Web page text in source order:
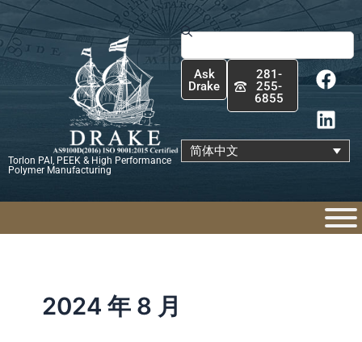
跳
至
内
Torlon PAI, PEEK & High Performance
Polymer Manufacturing
Search
Ask
Drake
281-
255-
6855
F
a
c
e
b
o
k
L
i
n
k
e
d
n
简体中文
2024 年 8 月